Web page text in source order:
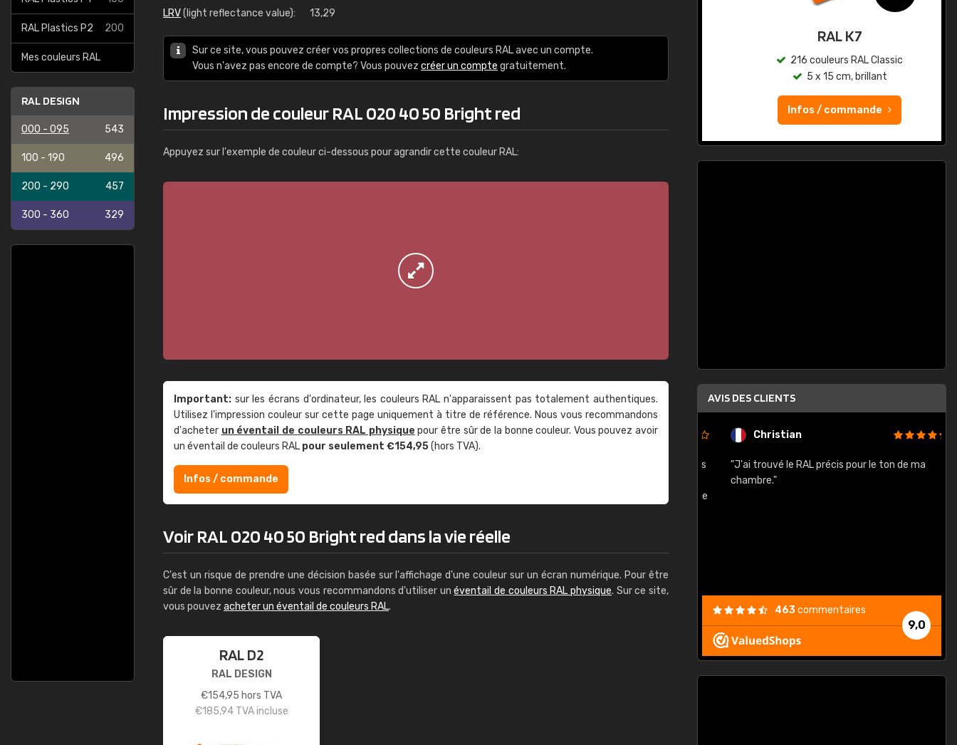
RAL Plastics P2 200
Mes couleurs RAL
RAL DESIGN
000 - 095 543
100 - 190 496
200 - 290 457
300 - 360 329
LRV(light reflectance value): 13,29
Sur ce site, vous pouvez créer vos propres collections de couleurs RAL avec un compte.
Vous n'avez pas encore de compte? Vous pouvez créer un compte gratuitement.
Impression de couleur RAL 020 40 50 Bright red
Appuyez sur l'exemple de couleur ci-dessous pour agrandir cette couleur RAL:
Important: sur les écrans d'ordinateur, les couleurs RAL n'apparaissent pas totalement authentiques.
Utilisez l'impression couleur sur cette page uniquement à titre de référence. Nous vous recommandons
d'acheter un éventail de couleurs RAL physique pour être sûr de la bonne couleur. Vous pouvez avoir
un éventail de couleurs RAL pour seulement €154,95(hors TVA).
Infos / commande
Voir RAL 020 40 50 Bright red dans la vie réelle
C'est un risque de prendre une décision basée sur l'affichage d'une couleur sur un écran numérique. Pour être
sûr de la bonne couleur, nous vous recommandons d'utiliser unéventail de couleurs RAL physique. Sur ce site,
vous pouvez acheter un éventail de couleurs RAL.
RAL D2
RAL DESIGN
€154,95 hors TVA
€185,94TVA incluse
RAL K7 à base d'eau
216 couleurs RAL Classic
RAL K7
216 couleurs RAL Classic
5 x 15 cm, brillant
Infos / commande
AVIS DES CLIENTS
Guillaume Euvrard Christian
"J'ai trouvé le RAL précis pour le ton de ma
chambre."
9,0
463commentaires